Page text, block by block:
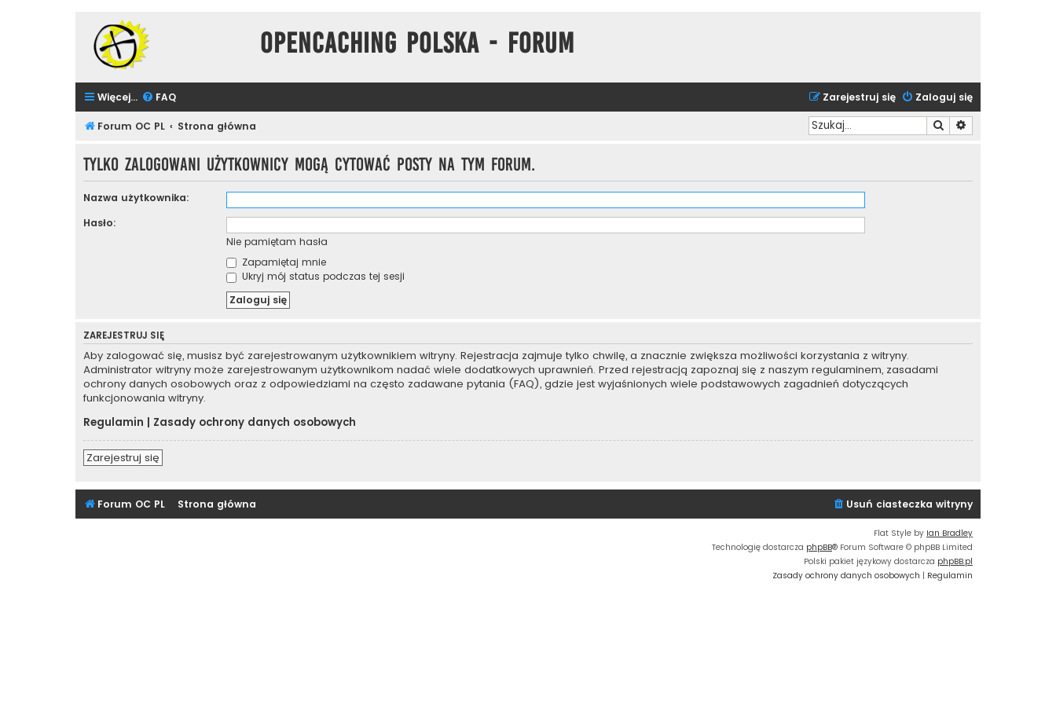
Opencaching Polska - Forum
Więcej… FAQ Zaloguj się
Zarejestruj się
Forum OC PL Strona główna Szukaj
Tylko zalogowani użytkownicy mogą cytować posty na tym forum.
Nazwa użytkownika:
Hasło:
Nie pamiętam hasła
Zapamiętaj mnie
Ukryj mój status podczas tej sesji
ZAREJESTRUJ SIĘ
Aby zalogować się, musisz być zarejestrowanym użytkownikiem witryny. Rejestracja zajmuje tylko chwilę, a znacznie zwiększa możliwości korzystania z witryny.
Administrator witryny może zarejestrowanym użytkownikom nadać wiele dodatkowych uprawnień. Przed rejestracją zapoznaj się z naszym regulaminem, zasadami
ochrony danych osobowych oraz z odpowiedziami na często zadawane pytania (FAQ), gdzie jest wyjaśnionych wiele podstawowych zagadnień dotyczących
funkcjonowania witryny.
Regulamin
Zasady ochrony danych osobowych
Zarejestruj się
Forum OC PL Strona główna Usuń ciasteczka witryny
Flat Style by Ian Bradley
Technologię dostarcza phpBB® Forum Software © phpBB Limited
Polski pakiet językowy dostarcza phpBB.pl
Zasady ochrony danych osobowych | Regulamin